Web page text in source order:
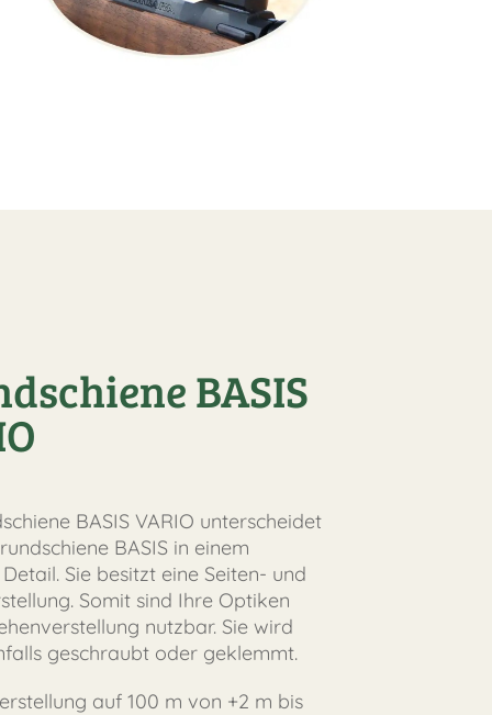
BASIS
BASIS VARIO unterscheidet
BASIS in einem
Sie besitzt eine Seiten- und
Somit sind Ihre Optiken
nutzbar. Sie wird
geschraubt oder geklemmt.
auf 100 m von +2 m bis